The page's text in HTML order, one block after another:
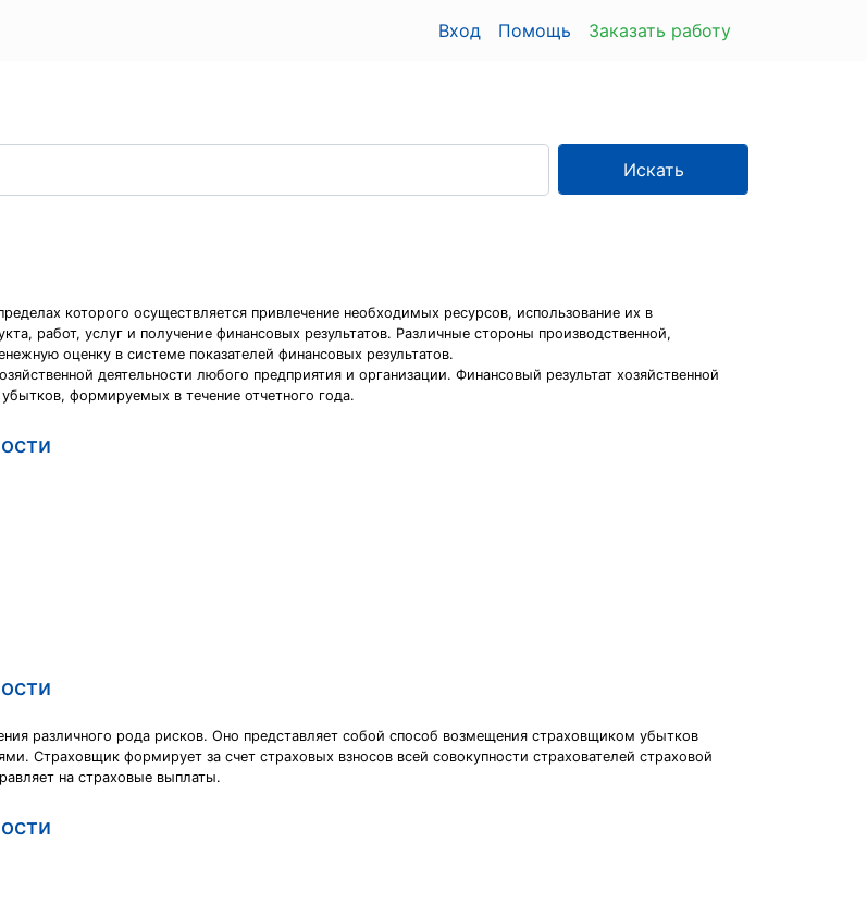
Вход Помощь Заказать работу
Искать
которого осуществляется привлечение необходимых ресурсов, использование их в
работ, услуг и получение финансовых результатов. Различные стороны производственной,
оценку в системе показателей финансовых результатов.
деятельности любого предприятия и организации. Финансовый результат хозяйственной
формируемых в течение отчетного года.
различного рода рисков. Оно представляет собой способ возмещения страховщиком убытков
Страховщик формирует за счет страховых взносов всей совокупности страхователей страховой
на страховые выплаты.